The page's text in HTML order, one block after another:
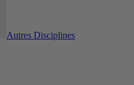
Autres Disciplines